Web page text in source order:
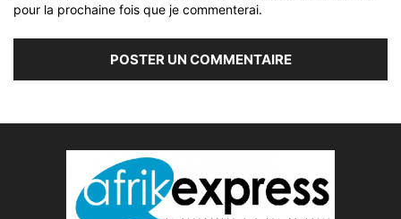
pour la prochaine fois que je commenterai.